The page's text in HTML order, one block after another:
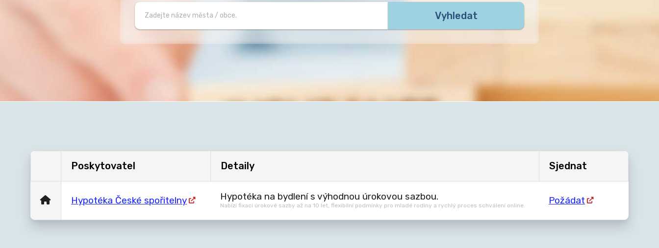
Zadejte,
prosím,
název
obce,
kde
ušetřit!
Poskytovatel Detaily Sjednat
Hypotéka České spořitelny Hypotéka na bydlení s výhodnou úrokovou sazbou.
Nabízí fixaci úrokové sazby až na 10 let, flexibilní podmínky pro mladé rodiny a rychlý proces schválení online. Požádat